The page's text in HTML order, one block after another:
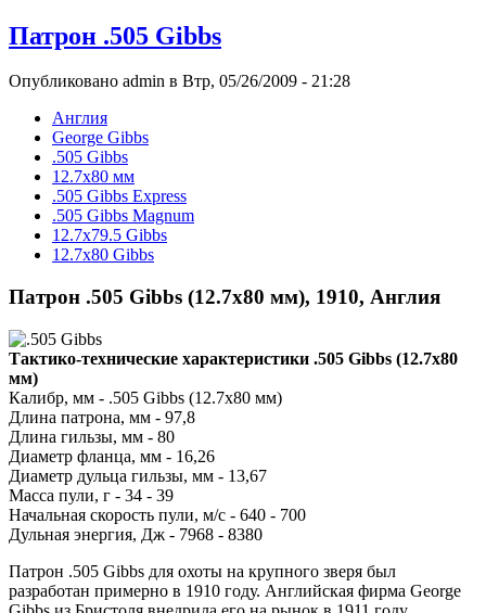
Патрон .505 Gibbs
Опубликовано admin в Втр, 05/26/2009 - 21:28
Англия
George Gibbs
.505 Gibbs
12.7x80 мм
.505 Gibbs Express
.505 Gibbs Magnum
12.7x79.5 Gibbs
12.7x80 Gibbs
Патрон .505 Gibbs (12.7х80 мм), 1910, Англия
Тактико-технические характеристики .505 Gibbs (12.7х80
мм)
Калибр, мм - .505 Gibbs (12.7х80 мм)
Длина патрона, мм - 97,8
Длина гильзы, мм - 80
Диаметр фланца, мм - 16,26
Диаметр дульца гильзы, мм - 13,67
Масса пули, г - 34 - 39
Начальная скорость пули, м/с - 640 - 700
Дульная энергия, Дж - 7968 - 8380
Патрон .505 Gibbs для охоты на крупного зверя был
разработан примерно в 1910 году. Английская фирма George